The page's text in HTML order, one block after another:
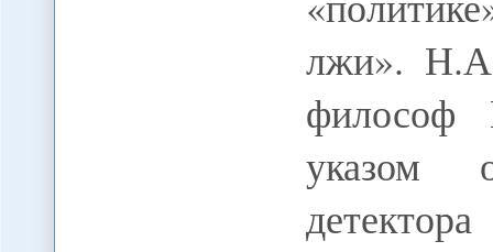
лжи».
философ
указом